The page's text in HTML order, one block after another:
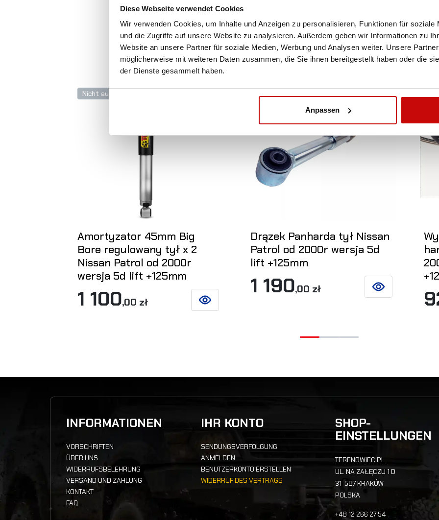
Diese Webseite verwendet Cookies
Wir verwenden Cookies, um Inhalte und Anzeigen zu personalisieren, Funktionen für soziale
und die Zugriffe auf unsere Website zu analysieren. Außerdem geben wir Informationen zu
Website an unsere Partner für soziale Medien, Werbung und Analysen weiter. Unsere
möglicherweise mit weiteren Daten zusammen, die Sie ihnen bereitgestellt haben oder die
der Dienste gesammelt haben.
Anpassen
SEE MORE
Nicht auf Lager
Amortyzator 45mm Big
Bore regulowany tył x 2
Nissan Patrol od 2000r
wersja 5d lift +125mm
1 100,00 zł SIEHE DETAILS
Drązek Panharda tył Nissan
Patrol od 2000r wersja 5d
lift +125mm
1 190,00 zł SIEHE DETAILS
INFORMATIONEN
VORSCHRIFTEN
ÜBER UNS
WIDERRUFSBELEHRUNG
VERSAND UND ZAHLUNG
KONTAKT
FAQ
IHR KONTO
SENDUNGSVERFOLGUNG
ANMELDEN
BENUTZERKONTO ERSTELLEN
WIDERRUF DES VERTRAGS
SHOP-
EINSTELLUNGEN
TERENOWIEC.PL
UL. NA ZAŁĘCZU 1 D
31-587 KRAKÓW
POLSKA
+48 12 266 27 54